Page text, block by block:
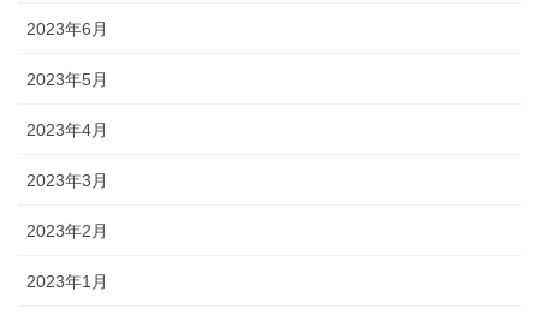
2023年6月
2023年5月
2023年4月
2023年3月
2023年2月
2023年1月